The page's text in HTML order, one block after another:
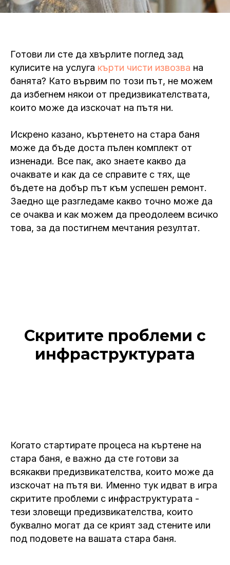
Готови ли сте да хвърлите поглед зад
кулисите на услуга кърти чисти извозва на
банята? Като вървим по този път, не можем
да избегнем някои от предизвикателствата,
които може да изскочат на пътя ни.
Искрено казано, къртенето на стара баня
може да бъде доста пълен комплект от
изненади. Все пак, ако знаете какво да
очаквате и как да се справите с тях, ще
бъдете на добър път към успешен ремонт.
Заедно ще разгледаме какво точно може да
се очаква и как можем да преодолеем всичко
това, за да постигнем мечтания резултат.
Скритите проблеми с
инфраструктурата
Когато стартирате процеса на къртене на
стара баня, е важно да сте готови за
всякакви предизвикателства, които може да
изскочат на пътя ви. Именно тук идват в игра
скритите проблеми с инфраструктурата -
тези зловещи предизвикателства, които
буквално могат да се крият зад стените или
под подовете на вашата стара баня.